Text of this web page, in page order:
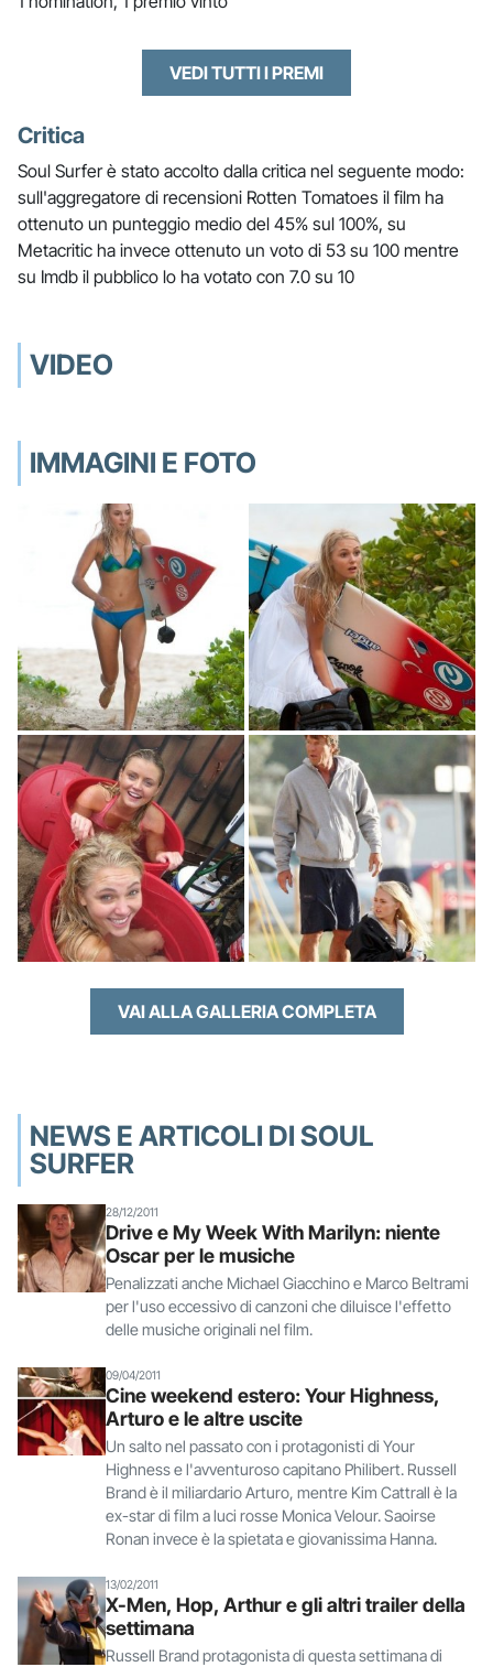
VEDI TUTTI I PREMI
Critica
Soul Surfer è stato accolto dalla critica nel seguente modo:
sull'aggregatore di recensioni Rotten Tomatoes il film ha
ottenuto un punteggio medio del 45% sul 100%, su
Metacritic ha invece ottenuto un voto di 53 su 100 mentre
su Imdb il pubblico lo ha votato con 7.0 su 10
VIDEO
IMMAGINI E FOTO
VAI ALLA GALLERIA COMPLETA
NEWS E ARTICOLI DI SOUL
SURFER
28/12/2011
Drive e My Week With Marilyn: niente
Oscar per le musiche
Penalizzati anche Michael Giacchino e Marco Beltrami
per l'uso eccessivo di canzoni che diluisce l'effetto
delle musiche originali nel film.
09/04/2011
Cine weekend estero: Your Highness,
Arturo e le altre uscite
Un salto nel passato con i protagonisti di Your
Highness e l'avventuroso capitano Philibert. Russell
Brand è il miliardario Arturo, mentre Kim Cattrall è la
ex-star di film a luci rosse Monica Velour. Saoirse
Ronan invece è la spietata e giovanissima Hanna.
13/02/2011
X-Men, Hop, Arthur e gli altri trailer della
settimana
Russell Brand protagonista di questa settimana di